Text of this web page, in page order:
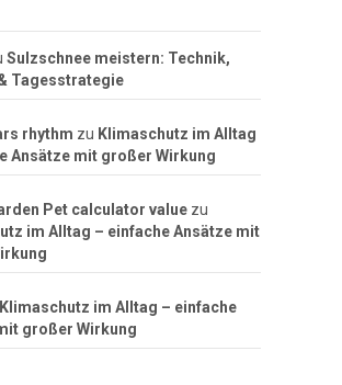
Sulzschnee meistern: Technik,
Tagesstrategie
rhythm zu Klimaschutz im Alltag
Ansätze mit großer Wirkung
Pet calculator value zu
im Alltag – einfache Ansätze mit
Klimaschutz im Alltag – einfache
großer Wirkung